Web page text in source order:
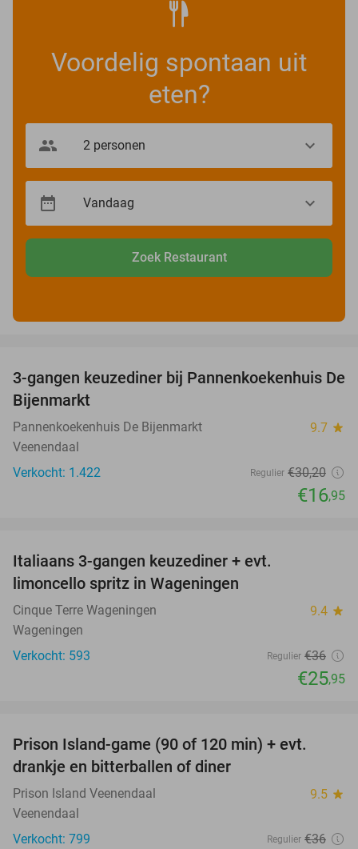
Voordelig spontaan uit
eten?
Zoek Restaurant
44%
3-gangen keuzediner bij Pannenkoekenhuis De
Bijenmarkt
Pannenkoekenhuis De Bijenmarkt 9.7 star
Veenendaal
Verkocht: 1.422
Regulier €30,20
€16,95
Italiaans 3-gangen keuzediner + evt.
limoncello spritz in Wageningen
Cinque Terre Wageningen 9.4 star
Wageningen
Verkocht: 593
Regulier €36
€25,95
Prison Island-game (90 of 120 min) + evt.
drankje en bitterballen of diner
Prison Island Veenendaal 9.5 star
Veenendaal
Verkocht: 799
Regulier €36